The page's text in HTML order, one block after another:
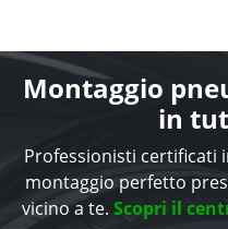
Montaggio
in
Professionisti certificati
montaggio perfetto
vicino a te. Scopri il